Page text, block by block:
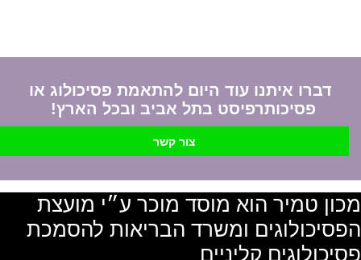
דברו איתנו עוד היום להתאמת פסיכולוג או
פסיכותרפיסט בתל אביב ובכל הארץ!
צור קשר
מכון טמיר הוא מוסד מוכר ע״י מועצת
הפסיכולוגים ומשרד הבריאות להסמכת
פסיכולוגים קליניים